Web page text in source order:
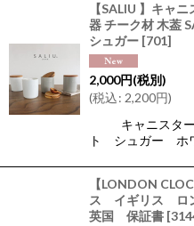
【SALIU 】キャ
器 チーク材 木葢
シュガー [701]
2,000円(税別)
(税込: 2,200円)
キャニスタ
ト シュガー ホ
【LONDON
ス イギリス ロ
英国 保証書 [